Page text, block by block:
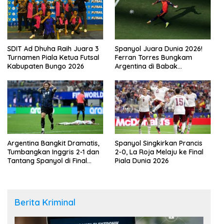
SDIT Ad Dhuha Raih Juara 3
Turnamen Piala Ketua Futsal
Kabupaten Bungo 2026
Spanyol Juara Dunia 2026!
Ferran Torres Bungkam
Argentina di Babak
Argentina Bangkit Dramatis,
Tumbangkan Inggris 2-1 dan
Tantang Spanyol di Final
Spanyol Singkirkan Prancis
2-0, La Roja Melaju ke Final
Piala Dunia 2026
Berita Kriminal